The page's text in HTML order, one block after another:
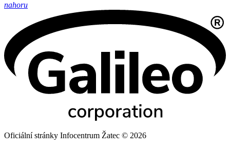
nahoru
Oficiální stránky Infocentrum Žatec © 2026